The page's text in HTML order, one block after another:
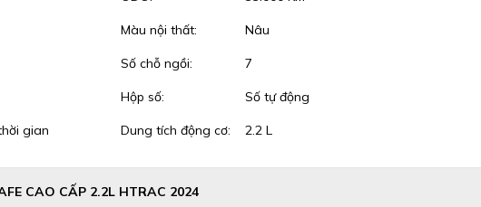
Màu nội thất: Nâu
Số chỗ ngồi: 7
Hộp số: Số tự động
gian Dung tích động cơ: 2.2 L
CAO CẤP 2.2L HTRAC 2024